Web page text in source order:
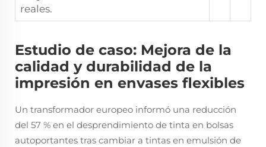
reales.
Estudio de caso: Mejora de la
calidad y durabilidad de la
impresión en envases flexibles
Un transformador europeo informó una reducción
del 57 % en el desprendimiento de tinta en bolsas
autoportantes tras cambiar a tintas en emulsión de